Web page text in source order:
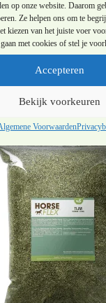
op onze website. Daarom
Ze helpen ons om te
kiezen van het juiste voer
met cookies of stel je
Accepteren
Bekijk voorkeuren
Voorwaarden
Horseflex Sterke Botten
€39,95
aan